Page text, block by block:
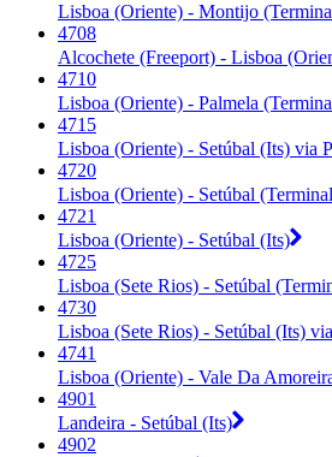
Lisboa (Oriente) - Montijo
4708
Alcochete (Freeport) - Lisboa
4710
Lisboa (Oriente) - Palmela
4715
Lisboa (Oriente) - Setúbal (Its) via
4720
Lisboa (Oriente) - Setúbal
4721
Lisboa (Oriente) - Setúbal (Its)
4725
Lisboa (Sete Rios) - Setúbal
4730
Lisboa (Sete Rios) - Setúbal (Its)
4741
Lisboa (Oriente) - Vale Da
4901
Landeira - Setúbal (Its)
4902